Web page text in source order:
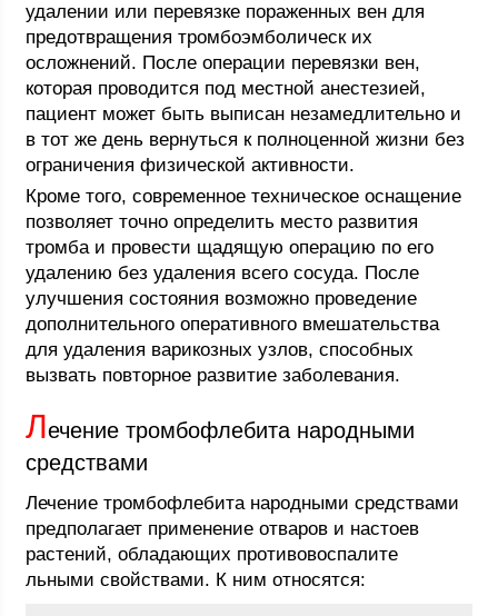
удалении или перевязке пораженных вен для
предотвращения тромбоэмболическ их
осложнений. После операции перевязки вен,
которая проводится под местной анестезией,
пациент может быть выписан незамедлительно и
в тот же день вернуться к полноценной жизни без
ограничения физической активности.
Кроме того, современное техническое оснащение
позволяет точно определить место развития
тромба и провести щадящую операцию по его
удалению без удаления всего сосуда. После
улучшения состояния возможно проведение
дополнительного оперативного вмешательства
для удаления варикозных узлов, способных
вызвать повторное развитие заболевания.
Лечение тромбофлебита народными
средствами
Лечение тромбофлебита народными средствами
предполагает применение отваров и настоев
растений, обладающих противовоспалите
льными свойствами. К ним относятся: